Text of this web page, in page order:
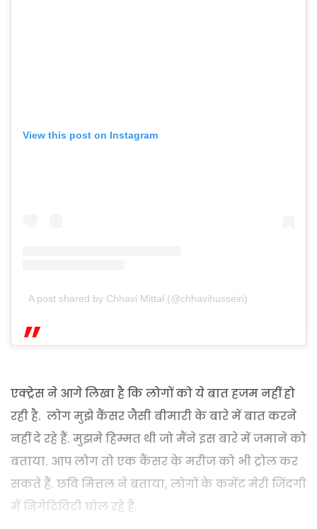
View this post on Instagram
A post shared by Chhavi Mittal (@chhavihussein)
एक्ट्रेस ने आगे लिखा है कि लोगों को ये बात हजम नहीं हो
रही है. लोग मुझे कैंसर जैसी बीमारी के बारे में बात करने
नहीं दे रहे हैं. मुझमे हिम्मत थी जो मैंने इस बारे में जमाने को
बताया. आप लोग तो एक कैंसर के मरीज को भी ट्रोल कर
सकते हैं. छवि मित्तल ने बताया, लोगों के कमेंट मेरी जिंदगी
में निगेटिविटी घोल रहे हैं.